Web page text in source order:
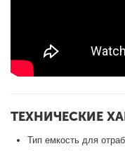
ТЕХНИЧЕСКИЕ
Тип емкость для